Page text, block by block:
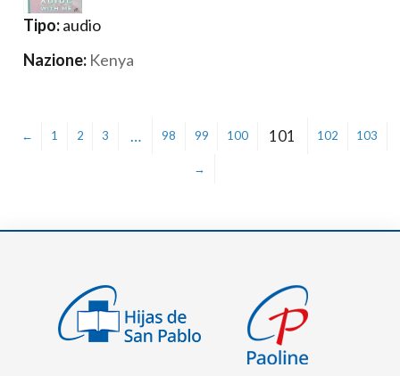
Tipo:audio
Nazione: Kenya
← 1 2 3 … 98 99 100 101 102 103
→